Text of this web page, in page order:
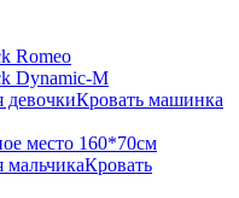
Romeo
Dynamic-M
Кровать машинка
место 160*70см
Кровать